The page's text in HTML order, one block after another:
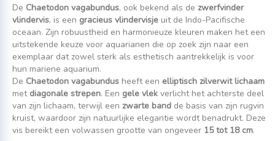
De Chaetodon vagabundus, ook bekend als de zwerfvinder
vlindervis, is een gracieus vlindervisje uit de Indo-Pacifische
oceaan. Zijn robuustheid en harmonieuze kleuren maken het een
uitstekende keuze voor aquarianen die op zoek zijn naar een
exemplaar dat zowel sterk als esthetisch aantrekkelijk is voor
hun mariene aquarium.
De Chaetodon vagabundus heeft een elliptisch zilverwit lichaam
met diagonale strepen. Een gele vlek verlicht het achterste deel
van zijn lichaam, terwijl een zwarte band de basis van zijn rugvin
kruist, waardoor zijn natuurlijke elegantie wordt benadrukt. Deze
vis bereikt een volwassen grootte van ongeveer 15 tot 18 cm.